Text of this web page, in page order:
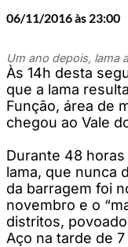
06/11/2016 às 23:00
Um ano depois, lama
Às 14h desta
que a lama
Função, área de
chegou ao Vale
Durante 48
lama, que nunca
da barragem foi
novembro e o
distritos,
Aço na tarde de